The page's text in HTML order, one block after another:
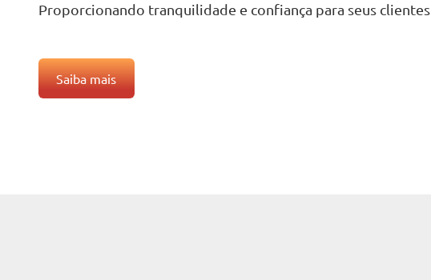
Proporcionando tranquilidade e confiança para seus clientes.
Saiba mais